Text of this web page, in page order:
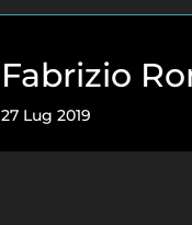
Fabrizio
27 Lug 2019